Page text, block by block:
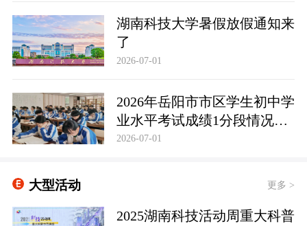
湖南科技大学暑假放假通知来
了
2026-07-01
2026年岳阳市市区学生初中学
业水平考试成绩1分段情况统
计表
2026-07-01
大型活动 更多 >
2025湖南科技活动周重大科普